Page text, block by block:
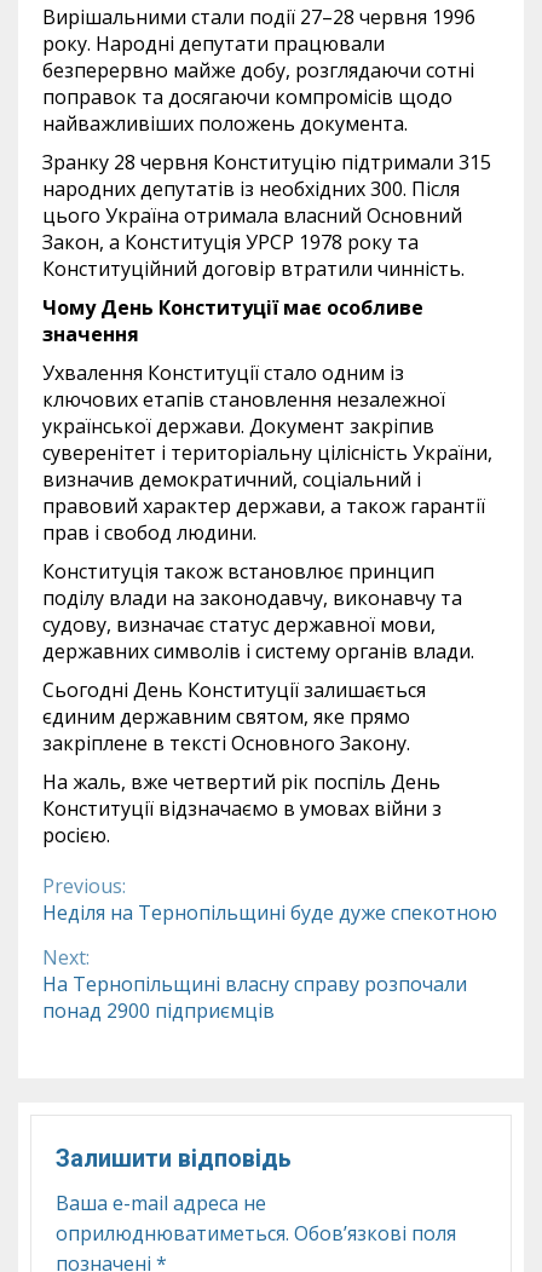
Вирішальними стали події 27–28 червня 1996
року. Народні депутати працювали
безперервно майже добу, розглядаючи сотні
поправок та досягаючи компромісів щодо
найважливіших положень документа.
Зранку 28 червня Конституцію підтримали 315
народних депутатів із необхідних 300. Після
цього Україна отримала власний Основний
Закон, а Конституція УРСР 1978 року та
Конституційний договір втратили чинність.
Чому День Конституції має особливе
значення
Ухвалення Конституції стало одним із
ключових етапів становлення незалежної
української держави. Документ закріпив
суверенітет і територіальну цілісність України,
визначив демократичний, соціальний і
правовий характер держави, а також гарантії
прав і свобод людини.
Конституція також встановлює принцип
поділу влади на законодавчу, виконавчу та
судову, визначає статус державної мови,
державних символів і систему органів влади.
Сьогодні День Конституції залишається
єдиним державним святом, яке прямо
закріплене в тексті Основного Закону.
На жаль, вже четвертий рік поспіль День
Конституції відзначаємо в умовах війни з
росією.
Continue
Reading
Previous:
Неділя на Тернопільщині буде дуже спекотною
Next:
На Тернопільщині власну справу розпочали
понад 2900 підприємців
Залишити відповідь
Ваша e-mail адреса не
оприлюднюватиметься. Обов’язкові поля
позначені *